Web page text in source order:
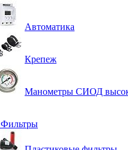
Автоматика
Крепеж
Манометры СИОД
Фильтры